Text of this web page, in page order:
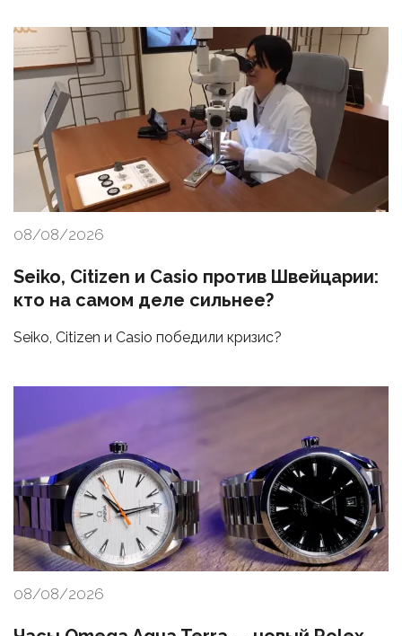
08/08/2026
Seiko, Citizen и Casio против Швейцарии:
кто на самом деле сильнее?
Seiko, Citizen и Casio победили кризис?
08/08/2026